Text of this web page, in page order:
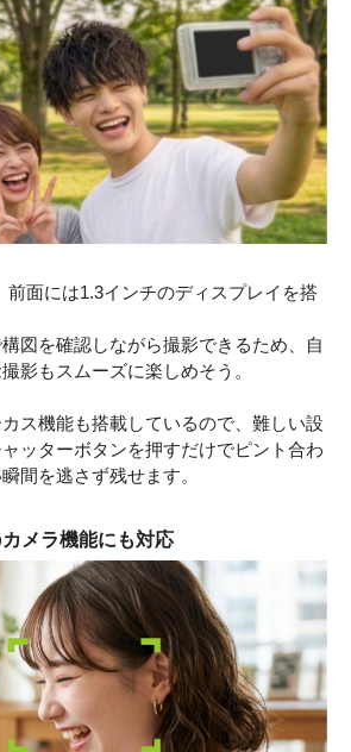
前面には1.3インチのディスプレイを搭
図を確認しながら撮影できるため、自
影もスムーズに楽しめそう。
ス機能も搭載しているので、難しい設
ッターボタンを押すだけでピント合わ
間を逃さず残せます。
メラ機能にも対応